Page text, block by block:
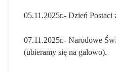
05.11.2025r.- Dzień Postaci
07.11.2025r.- Narodowe
(ubieramy się na galowo).